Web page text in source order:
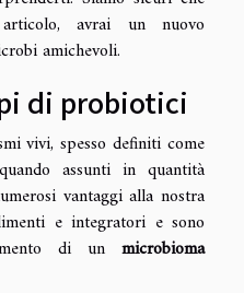
avrai un nuovo
amichevoli.
di probiotici
vivi, spesso definiti come
assunti in quantità
vantaggi alla nostra
e integratori e sono
di un microbioma